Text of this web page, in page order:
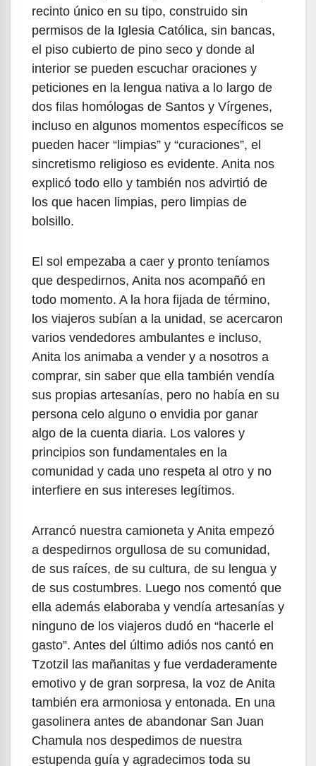
recinto único en su tipo, construido sin
permisos de la Iglesia Católica, sin bancas,
el piso cubierto de pino seco y donde al
interior se pueden escuchar oraciones y
peticiones en la lengua nativa a lo largo de
dos filas homólogas de Santos y Vírgenes,
incluso en algunos momentos específicos se
pueden hacer “limpias” y “curaciones”, el
sincretismo religioso es evidente. Anita nos
explicó todo ello y también nos advirtió de
los que hacen limpias, pero limpias de
bolsillo.
El sol empezaba a caer y pronto teníamos
que despedirnos, Anita nos acompañó en
todo momento. A la hora fijada de término,
los viajeros subían a la unidad, se acercaron
varios vendedores ambulantes e incluso,
Anita los animaba a vender y a nosotros a
comprar, sin saber que ella también vendía
sus propias artesanías, pero no había en su
persona celo alguno o envidia por ganar
algo de la cuenta diaria. Los valores y
principios son fundamentales en la
comunidad y cada uno respeta al otro y no
interfiere en sus intereses legítimos.
Arrancó nuestra camioneta y Anita empezó
a despedirnos orgullosa de su comunidad,
de sus raíces, de su cultura, de su lengua y
de sus costumbres. Luego nos comentó que
ella además elaboraba y vendía artesanías y
ninguno de los viajeros dudó en “hacerle el
gasto”. Antes del último adiós nos cantó en
Tzotzil las mañanitas y fue verdaderamente
emotivo y de gran sorpresa, la voz de Anita
también era armoniosa y entonada. En una
gasolinera antes de abandonar San Juan
Chamula nos despedimos de nuestra
estupenda guía y agradecimos toda su